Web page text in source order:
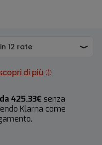
di più
425.33€ senza
Klarna come